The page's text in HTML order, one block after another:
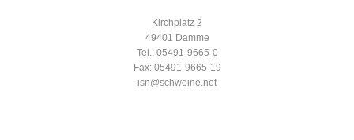
Kirchplatz 2
49401 Damme
Tel.: 05491-9665-0
Fax: 05491-9665-19
isn@schweine.net